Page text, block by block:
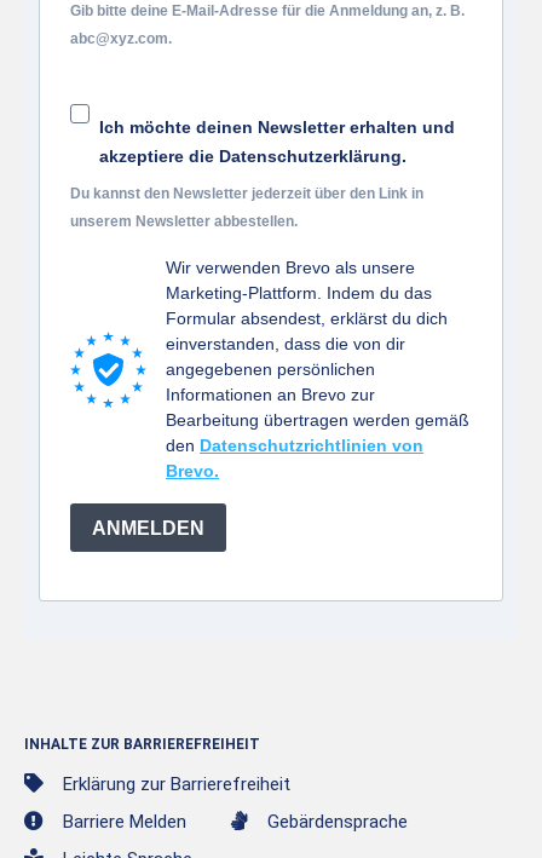
Gib bitte deine E-Mail-Adresse für die Anmeldung an, z. B.
abc@xyz.com.
Ich möchte deinen Newsletter erhalten und
akzeptiere die Datenschutzerklärung.
Du kannst den Newsletter jederzeit über den Link in
unserem Newsletter abbestellen.
Wir verwenden Brevo als unsere
Marketing-Plattform. Indem du das
Formular absendest, erklärst du dich
einverstanden, dass die von dir
angegebenen persönlichen
Informationen an Brevo zur
Bearbeitung übertragen werden gemäß
den Datenschutzrichtlinien von
Brevo.
ANMELDEN
INHALTE ZUR BARRIEREFREIHEIT
Erklärung zur Barrierefreiheit
Barriere Melden
Gebärdensprache